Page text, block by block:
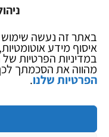
באתר זה נעשה שימוש
איסוף מידע
במדיניות הפרטיות
מהווה את הסכמתך
הפרטיות שלנו.
בלוג